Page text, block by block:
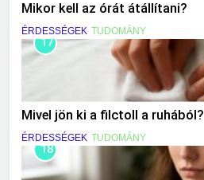
Mikor kell az órát átállítani?
ÉRDESSÉGEK TUDOMÁNY
17
Mivel jön ki a filctoll a ruhából?
ÉRDESSÉGEK TUDOMÁNY
18